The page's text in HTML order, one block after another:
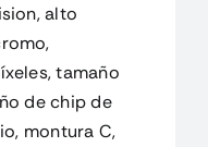
alto
tamaño
de chip de
montura C,